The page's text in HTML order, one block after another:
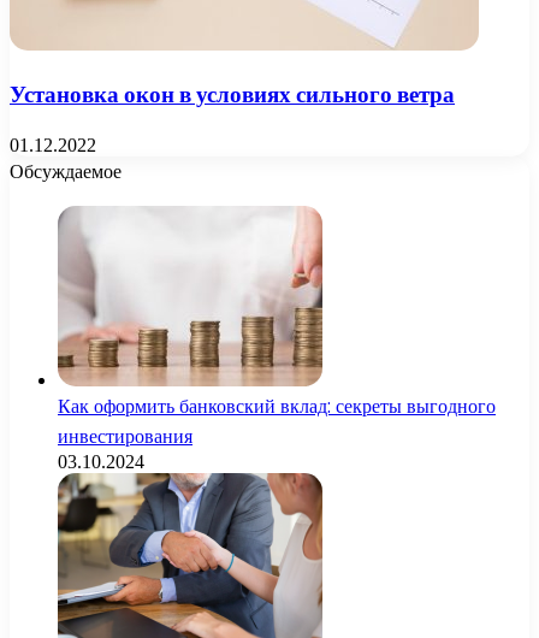
Установка окон в условиях сильного ветра
01.12.2022
Обсуждаемое
Как оформить банковский вклад: секреты выгодного
инвестирования
03.10.2024